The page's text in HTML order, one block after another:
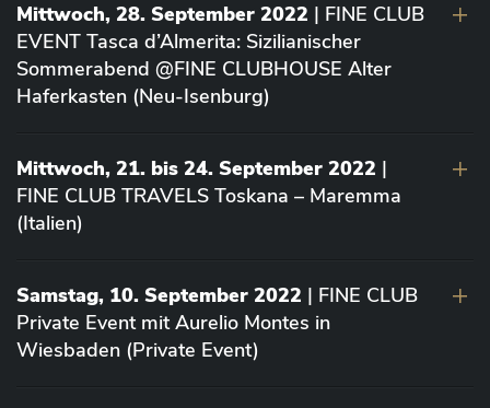
Mittwoch, 28. September 2022 | FINE CLUB
EVENT Tasca d’Almerita: Sizilianischer
Sommerabend @FINE CLUBHOUSE Alter
Haferkasten (Neu-Isenburg)
Mittwoch, 21. bis 24. September 2022 |
FINE CLUB TRAVELS Toskana – Maremma
(Italien)
Samstag, 10. September 2022 | FINE CLUB
Private Event mit Aurelio Montes in
Wiesbaden (Private Event)